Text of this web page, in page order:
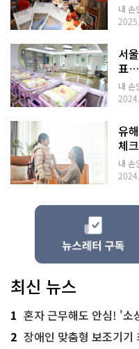
내 손
서
표…
내 손
유
체
내 손
최신 뉴스
1 혼자 근무해도 안심! '소
2 장애인 맞춤형 보조기기